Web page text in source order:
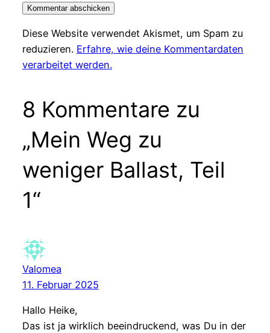
Diese Website verwendet Akismet, um Spam zu
reduzieren. Erfahre, wie deine Kommentardaten
verarbeitet werden.
8 Kommentare zu
„Mein Weg zu
weniger Ballast, Teil
1“
Valomea
11. Februar 2025
Hallo Heike,
Das ist ja wirklich beeindruckend, was Du in der